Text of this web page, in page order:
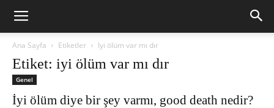
Ana Sayfa Etiketler Iyi ölüm var mı dır
Etiket: iyi ölüm var mı dır
Genel
İyi ölüm diye bir şey varmı, good death nedir?